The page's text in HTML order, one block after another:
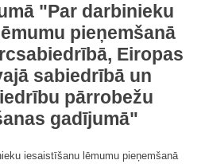
"Par darbinieku
pieņemšanā
Eiropas
sabiedrībā un
pārrobežu
gadījumā"
iesaistīšanu lēmumu pieņemšanā